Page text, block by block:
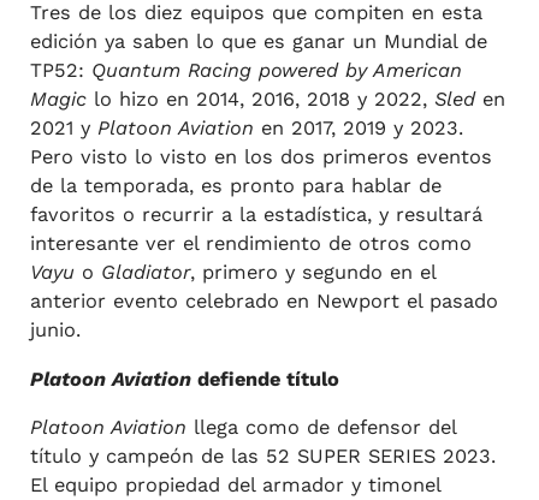
Tres de los diez equipos que compiten en esta
edición ya saben lo que es ganar un Mundial de
TP52: Quantum Racing powered by American
Magiclo hizo en 2014, 2016, 2018 y 2022, Sleden
2021 y Platoon Aviation en 2017, 2019 y 2023.
Pero visto lo visto en los dos primeros eventos
de la temporada, es pronto para hablar de
favoritos o recurrir a la estadística, y resultará
interesante ver el rendimiento de otros como
Vayuo Gladiator, primero y segundo en el
anterior evento celebrado en Newport el pasado
junio.
Platoon Aviationdefiende título
Platoon Aviation llega como de defensor del
título y campeón de las 52 SUPER SERIES 2023.
El equipo propiedad del armador y timonel